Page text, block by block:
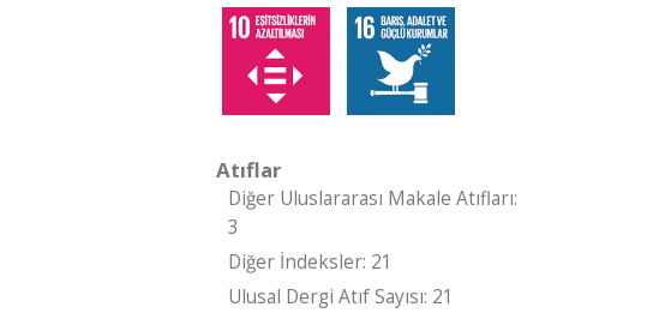
Atıflar
Diğer Uluslararası Makale Atıfları:
3
Diğer İndeksler: 21
Ulusal Dergi Atıf Sayısı: 21